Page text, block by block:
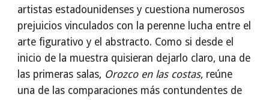
artistas estadounidenses y cuestiona numerosos
prejuicios vinculados con la perenne lucha entre el
arte figurativo y el abstracto. Como si desde el
inicio de la muestra quisieran dejarlo claro, una de
las primeras salas, Orozco en las costas, reúne
una de las comparaciones más contundentes de